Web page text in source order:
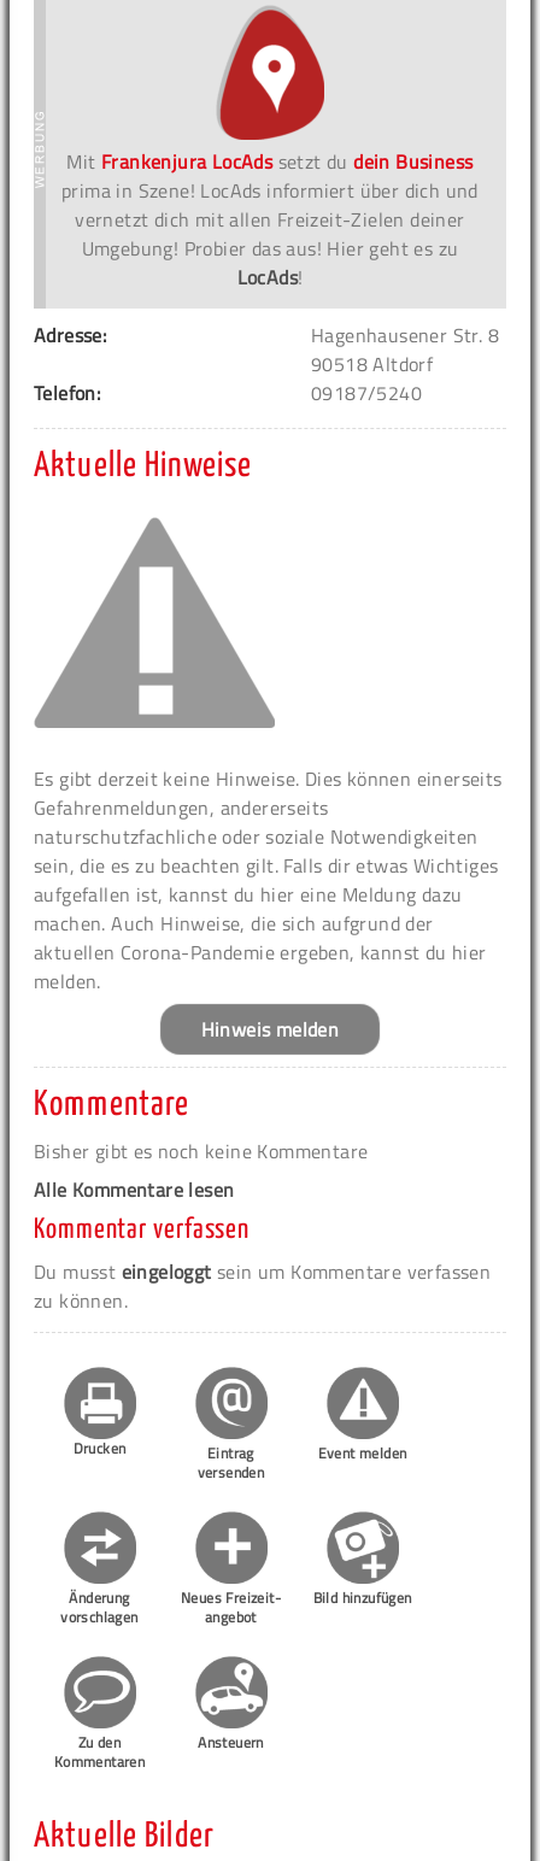
Mit Frankenjura LocAdssetzt dudein Business
prima in Szene! LocAds informiert über dich und
vernetzt dich mit allen Freizeit-Zielen deiner
Umgebung! Probier das aus! Hier geht es zu
LocAds!
Adresse:
Hagenhausener Str. 8
90518 Altdorf
Telefon:
09187/5240
Aktuelle Hinweise
Es gibt derzeit keine Hinweise. Dies können einerseits
Gefahrenmeldungen, andererseits
naturschutzfachliche oder soziale Notwendigkeiten
sein, die es zu beachten gilt. Falls dir etwas Wichtiges
aufgefallen ist, kannst du hier eine Meldung dazu
machen. Auch Hinweise, die sich aufgrund der
aktuellen Corona-Pandemie ergeben, kannst du hier
melden.
Hinweis melden
Kommentare
Bisher gibt es noch keine Kommentare
Alle Kommentare lesen
Kommentar verfassen
Du musst eingeloggt sein um Kommentare verfassen
zu können.
Drucken
Eintrag
versenden
Event melden
Änderung
vorschlagen
Neues Freizeit-
angebot
Bild hinzufügen
Zu den
Kommentaren
Ansteuern
Aktuelle Bilder